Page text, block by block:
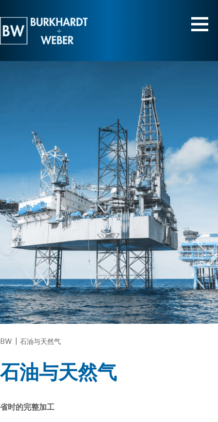
BW 石油与天然气
石油与天然气
省时的完整加工